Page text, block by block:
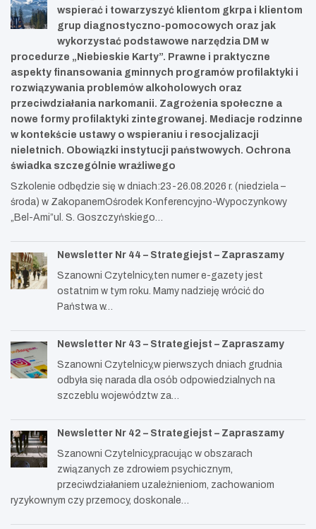
wspierać i towarzyszyć klientom gkrpa i klientom
grup diagnostyczno-pomocowych oraz jak
wykorzystać podstawowe narzędzia DM w
procedurze „Niebieskie Karty”. Prawne i praktyczne
aspekty finansowania gminnych programów profilaktyki i
rozwiązywania problemów alkoholowych oraz
przeciwdziałania narkomanii. Zagrożenia społeczne a
nowe formy profilaktyki zintegrowanej. Mediacje rodzinne
w kontekście ustawy o wspieraniu i resocjalizacji
nieletnich. Obowiązki instytucji państwowych. Ochrona
świadka szczególnie wrażliwego
Szkolenie odbędzie się w dniach:23-26.08.2026 r. (niedziela –
środa) w ZakopanemOśrodek Konferencyjno-Wypoczynkowy
„Bel-Ami”ul. S. Goszczyńskiego…
Newsletter Nr 44 – Strategiejst – Zapraszamy
Szanowni Czytelnicy,ten numer e-gazety jest
ostatnim w tym roku. Mamy nadzieję wrócić do
Państwa w…
Newsletter Nr 43 – Strategiejst – Zapraszamy
Szanowni Czytelnicy,w pierwszych dniach grudnia
odbyła się narada dla osób odpowiedzialnych na
szczeblu województw za…
Newsletter Nr 42 – Strategiejst – Zapraszamy
Szanowni Czytelnicy,pracując w obszarach
związanych ze zdrowiem psychicznym,
przeciwdziałaniem uzależnieniom, zachowaniom
ryzykownym czy przemocy, doskonale…